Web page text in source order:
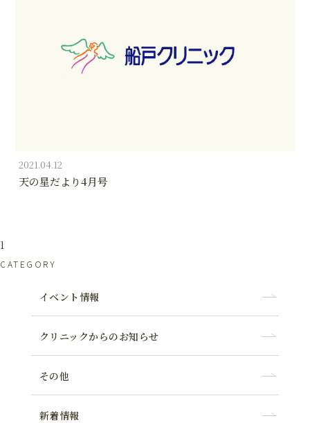
2021.04.12
天の星だより4月号
1
CATEGORY
イベント情報
クリニックからのお知らせ
その他
新着情報